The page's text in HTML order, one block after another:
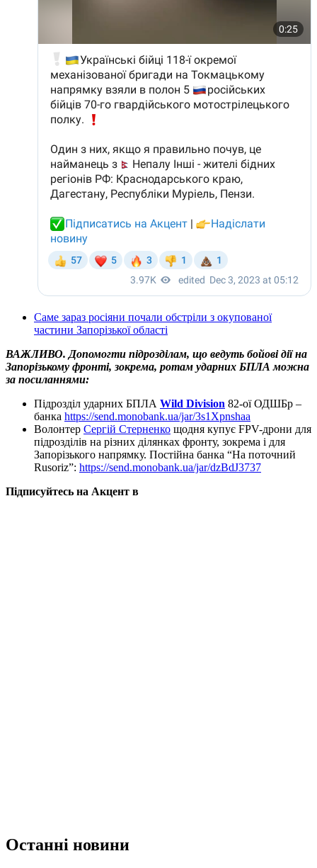
Саме зараз росіяни почали обстріли з окупованої
частини Запорізької області
ВАЖЛИВО. Допомогти підрозділам, що ведуть бойові дії на
Запорізькому фронті, зокрема, ротам ударних БПЛА можна
за посиланнями:
Підрозділ ударних БПЛА Wild Division 82-ої ОДШБр –
банка https://send.monobank.ua/jar/3s1Xpnshaa
Волонтер Сергій Стерненко щодня купує FPV-дрони для
підрозділів на різних ділянках фронту, зокрема і для
Запорізького напрямку. Постійна банка “На поточний
Rusoriz”: https://send.monobank.ua/jar/dzBdJ3737
Підписуйтесь на Акцент в
Останні новини